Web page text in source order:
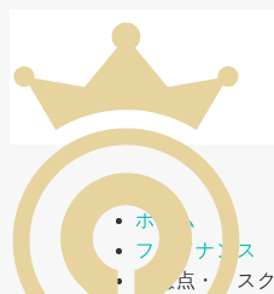
メニューを開閉
ホーム
ファイナンス
注意点・リスク